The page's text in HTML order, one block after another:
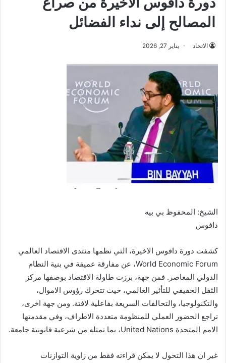
المصالح إلى نداء الفضائل
الاتحاد يناير 27, 2026
الشيخ: المحفوظ بي بيه
دافوس
كشفت دورة دافوس الاخيرة، التي نظمها منتدى الاقتصاد العالمي
World Economic Forum، عن مفارقة عميقة في بنية النظام
الدولي المعاصر. فمن جهة، برزت طاولة الاقتصاد بوصفها مركز
الثقل الحقيقي للتأثير العالمي، حيث تتحرك رؤوس الاموال،
والتكنولوجيا، والتحالفات السريعة بفاعلية لافتة. ومن جهة اخرى،
تراجع الحضور العملي للمنظومة متعددة الاطراف، وفي مقدمتها
الامم المتحدة United Nations، بما تمثله من شرعية قانونية جامعة.
غير ان هذا التحول لا يمكن قراءته فقط من زاوية التوازنات